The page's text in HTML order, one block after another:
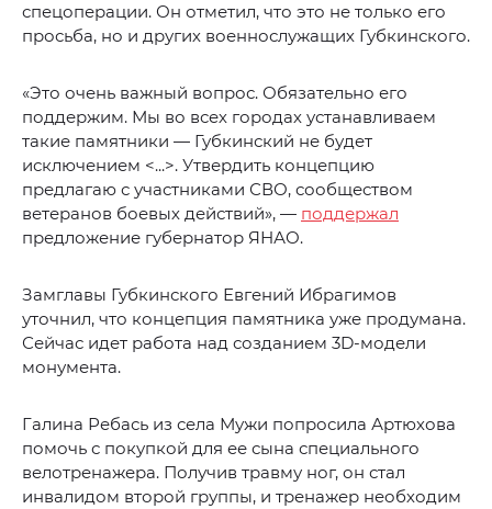
спецоперации. Он отметил, что это не только его
просьба, но и других военнослужащих Губкинского.
«Это очень важный вопрос. Обязательно его
поддержим. Мы во всех городах устанавливаем
такие памятники — Губкинский не будет
исключением <...>. Утвердить концепцию
предлагаю с участниками СВО, сообществом
ветеранов боевых действий», — поддержал
предложение губернатор ЯНАО.
Замглавы Губкинского Евгений Ибрагимов
уточнил, что концепция памятника уже продумана.
Сейчас идет работа над созданием 3D-модели
монумента.
Галина Ребась из села Мужи попросила Артюхова
помочь с покупкой для ее сына специального
велотренажера. Получив травму ног, он стал
инвалидом второй группы, и тренажер необходим